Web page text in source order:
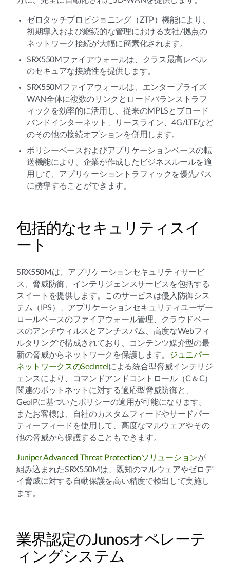
ゼロタッチプロビジョニング（ZTP）機能により、
初期導入および継続的な管理における支社/拠点の
ネットワーク接続が大幅に簡素化されます。
SRX550Mファイアウォールは、クラス最高レベル
のセキュアな接続性を提供します。
SRX550Mファイアウォールは、エンタープライズ
WAN全体に複数のリンクとロードバランストラフ
ィックを効率的に活用し、従来のMPLSとブロード
バンドインターネット、リースライン、4G/LTEなど
のその他の接続オプションを併用します。
ポリシーベースおよびアプリケーションベースの転
送機能により、企業が作成したビジネスルールを適
用して、アプリケーショントラフィックを優先パス
に誘導することができます。
包括的なセキュリティスイ
ート
SRX550Mは、アプリケーションセキュリティサービ
ス、脅威防御、インテリジェンスサービスを包括する
スイートを提供します。このサービスは侵入防御シス
テム（IPS）、アプリケーションセキュリティユーザー
ロールベースのファイアウォール管理、クラウドベー
スのアンチウィルスとアンチスパム、高度なWebフィ
ルタリングで構成されており、コンテンツ媒介型の最
新の脅威からネットワークを保護します。
ジュニパー
ネットワークスのSecIntel による統合型脅威インテリジ
ェンスにより、コマンドアンドコントロール（C＆C）
関連のボットネットに対する適応型脅威防御と、
GeoIPに基づいたポリシーの適用が可能になります。
またお客様は、自社のカスタムフィードやサードパー
ティーフィードを使用して、高度なマルウェアやその
他の脅威から保護することもできます。
Juniper Advanced Threat Protectionソリューションが
組み込まれたSRX550Mは、既知のマルウェアやゼロデ
イ脅威に対する自動保護を高い精度で検出して実施し
ます。
業界認定のJunosオペレーテ
ィングシステム